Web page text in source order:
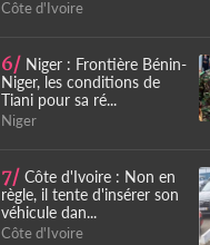
Côte d'Ivoire
6/ Niger : Frontière Bénin-
Niger, les conditions de
Tiani pour sa ré...
Niger
7/ Côte d'Ivoire : Non en
règle, il tente d'insérer son
véhicule dan...
Côte d'Ivoire